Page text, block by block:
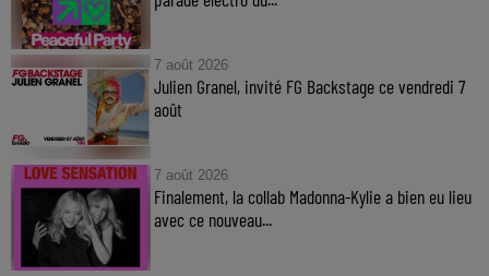
7 août 2026
Julien Granel, invité FG Backstage ce vendredi 7
août
7 août 2026
Finalement, la collab Madonna-Kylie a bien eu lieu
avec ce nouveau...